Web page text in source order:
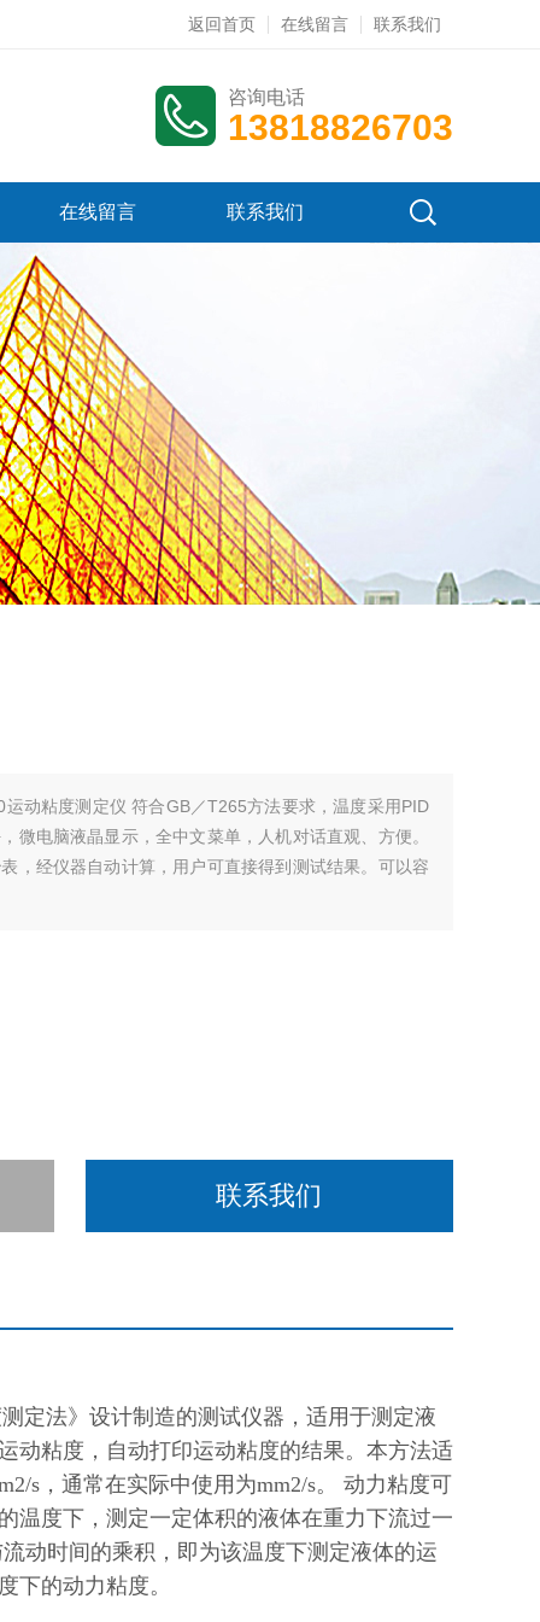
返回首页 在线留言 联系我们
咨询电话
13818826703
在线留言 联系我们
动粘度测定仪 符合GB／T265方法要求，温度采用PID
微电脑液晶显示，全中文菜单，人机对话直观、方便。
，经仪器自动计算，用户可直接得到测试结果。可以容
联系我们
定法》设计制造的测试仪器，适用于测定液
动粘度，自动打印运动粘度的结果。本方法适
s，通常在实际中使用为mm2/s。 动力粘度可
温度下，测定一定体积的液体在重力下流过一
动时间的乘积，即为该温度下测定液体的运
下的动力粘度。